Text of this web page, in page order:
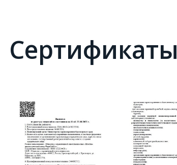
Сертификаты